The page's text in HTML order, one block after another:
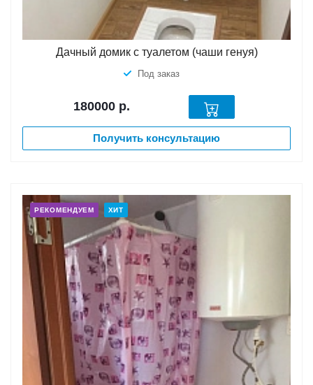
Дачный домик с туалетом (чаши генуя)
Под заказ
180000 р.
Получить консультацию
РЕКОМЕНДУЕМ ХИТ